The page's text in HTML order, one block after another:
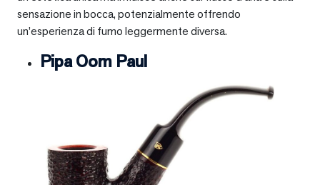
sensazione in bocca, potenzialmente offrendo
un’esperienza di fumo leggermente diversa.
Pipa Oom Paul